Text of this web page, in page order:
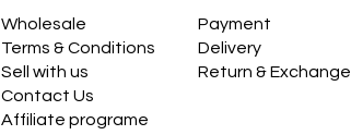
Wholesale
Terms & Conditions
Sell with us
Contact Us
Affiliate programe
Payment
Delivery
Return & Exchange